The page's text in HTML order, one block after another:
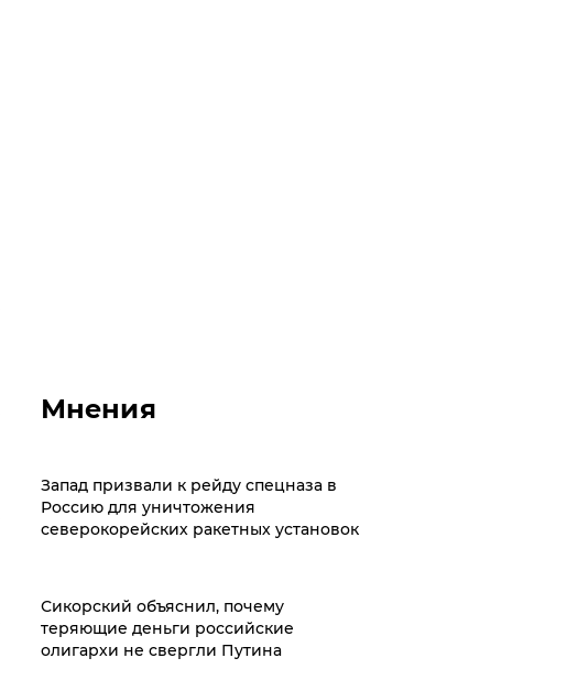
Мнения
Запад призвали к рейду спецназа в
Россию для уничтожения
северокорейских ракетных установок
Сикорский объяснил, почему
теряющие деньги российские
олигархи не свергли Путина